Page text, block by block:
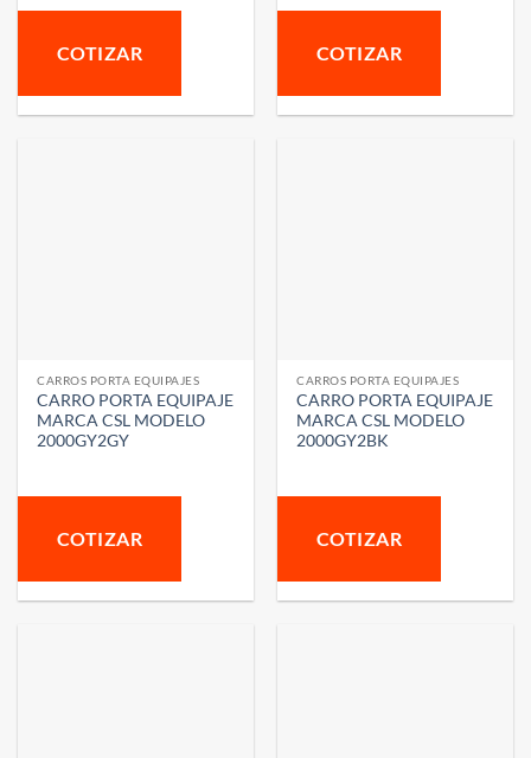
COTIZAR COTIZAR
CARROS PORTA EQUIPAJES
CARRO PORTA EQUIPAJE
MARCA CSL MODELO
2000GY2GY
COTIZAR
CARROS PORTA EQUIPAJES
CARRO PORTA EQUIPAJE
MARCA CSL MODELO
2000GY2BK
COTIZAR